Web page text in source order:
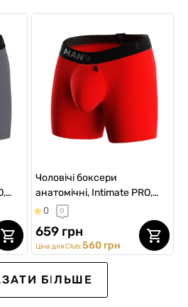
Чоловічі боксери
анатомічні, Intimate PRO,
Black Series, червоний
0 0
659 грн
Ціна для Club:560 грн
Sport
БІЛЬШЕ